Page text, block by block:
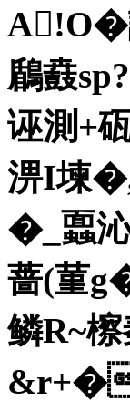
A!O�
鶞鼖
诬測+
淠I
�_蠠
蔷(菫
鳞R~
&r+�